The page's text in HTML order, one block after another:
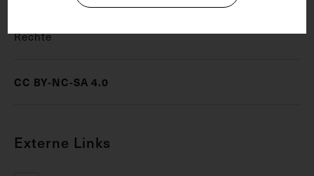
Rechte
CC BY-NC-SA 4.0
Externe Links